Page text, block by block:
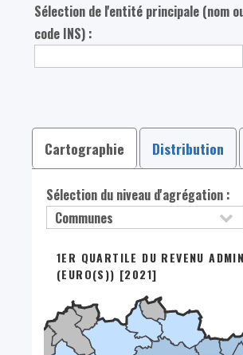
Sélection de l'entité principale (nom
code INS) :
Cartographie Distribution
Sélection du niveau d'agrégation :
1ER QUARTILE DU REVENU
(EURO(S)) [2021]